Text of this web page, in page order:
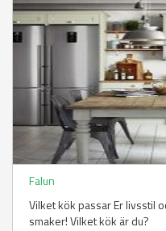
Falun
Vilket kök passar Er livsstil
smaker! Vilket kök är du?